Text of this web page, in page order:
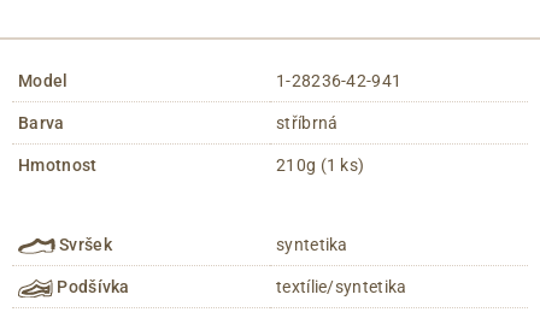
Model 1-28236-42-941
Barva stříbrná
Hmotnost 210g (1 ks)
Svršek syntetika
Podšívka textílie/syntetika